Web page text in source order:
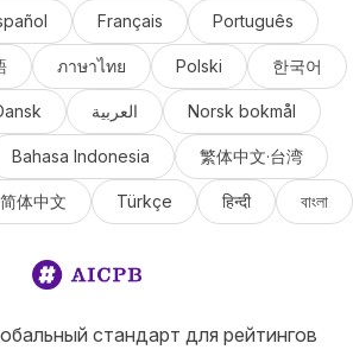
Français Português
ภาษาไทย Polski 한국어
العربية Norsk bokmål
Bahasa Indonesia 繁体中文·台湾
简体中文 Türkçe हिन्दी বাংলা
стандарт для рейтингов